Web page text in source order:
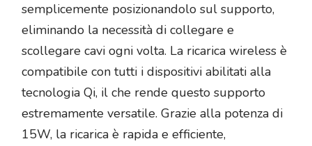
semplicemente posizionandolo sul supporto,
eliminando la necessità di collegare e
scollegare cavi ogni volta. La ricarica wireless è
compatibile con tutti i dispositivi abilitati alla
tecnologia Qi, il che rende questo supporto
estremamente versatile. Grazie alla potenza di
15W, la ricarica è rapida e efficiente,